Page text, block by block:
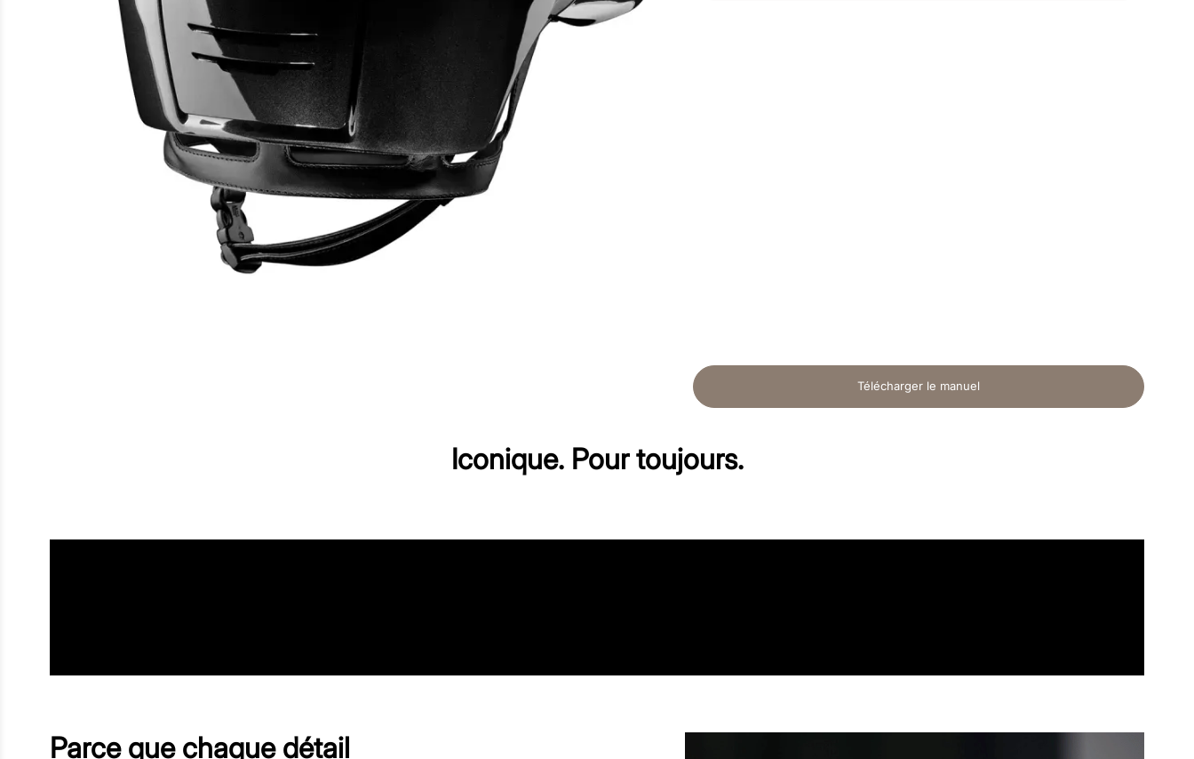
Télécharger le manuel
Iconique. Pour toujours.
Parce que chaque détail